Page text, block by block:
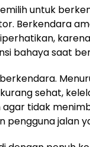
untuk
Berkendara
bahaya saat
sehat,
tidak
pengguna jalan